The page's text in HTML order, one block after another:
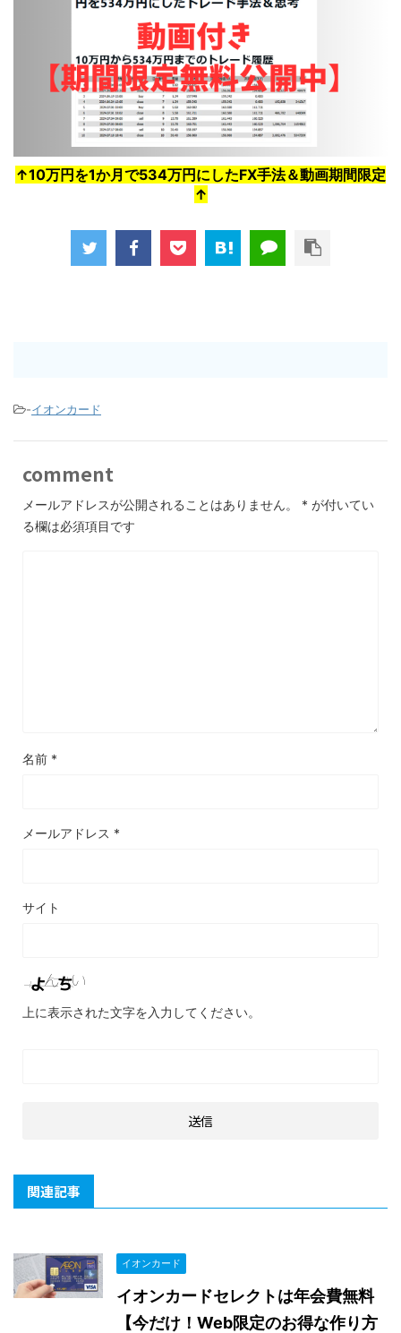
↑10万円を1か月で534万円にしたFX手法＆動画期間限定
↑
-イオンカード
comment
メールアドレスが公開されることはありません。 * が付いてい
る欄は必須項目です
名前 *
メールアドレス *
サイト
上に表示された文字を入力してください。
関連記事
イオンカード
イオンカードセレクトは年会費無料
【今だけ！Web限定のお得な作り方